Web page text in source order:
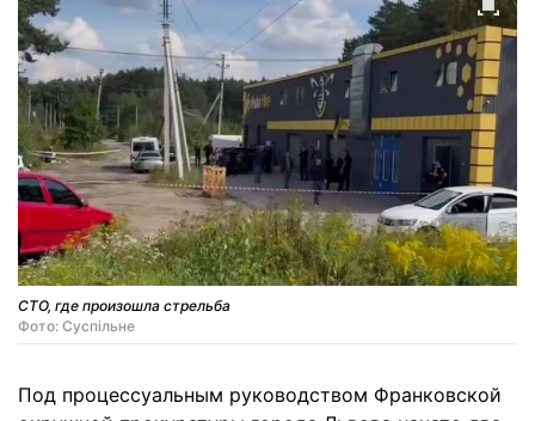
СТО, где произошла стрельба
Фото: Суспільне
Под процессуальным руководством Франковской